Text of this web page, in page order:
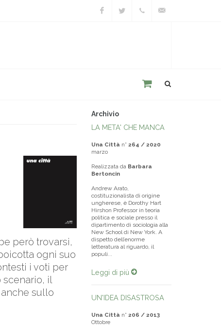
però trovarsi,
ogni suo
i voti per
scenario, il
sullo
Archivio
LA META' CHE MANCA
Una Città n° 264 / 2020
marzo
Realizzata da Barbara
Bertoncin
Andrew Arato,
costituzionalista di origine
ungherese, è Dorothy Hart
Hirshon Professor in teoria
politica e sociale presso il
dipartimento di sociologia alla
New School di New York. A
dispetto dell’enorme
letteratura al riguardo, il
populi...
Leggi di più
UN'IDEA DISASTROSA
Una Città n° 206 / 2013
Ottobre